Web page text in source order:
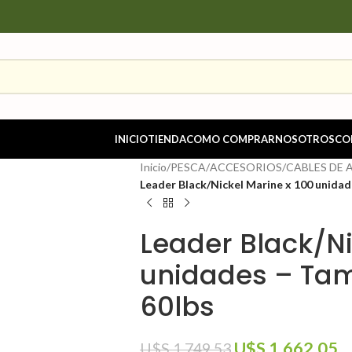
INICIOTIENDACOMO COMPRARNOSOTROS
Inicio/PESCA/ACCESORIOS/CABLES DE
Leader Black/Nickel Marine x 100
Leader Black/
unidades –
60lbs